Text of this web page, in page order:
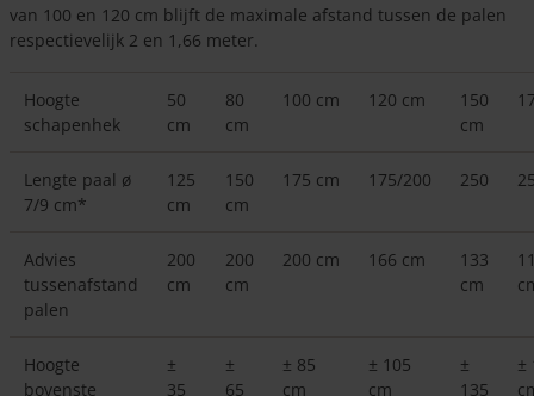
van 100 en 120 cm blijft de maximale afstand tussen de palen
respectievelijk 2 en 1,66 meter.
Hoogte
schapenhek
50
cm
80
cm
100 cm 120 cm
150
cm
Lengte paal ø
7/9 cm*
125
cm
150
cm
175 cm 175/200 250
Advies
tussenafstand
palen
200
cm
200
cm
200 cm 166 cm
133
cm
Hoogte
bovenste
±
35
±
65
± 85
cm
± 105
cm
±
135
±